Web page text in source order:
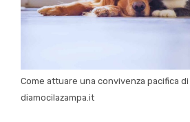
Come attuare una convivenza pacifica
diamocilazampa.it